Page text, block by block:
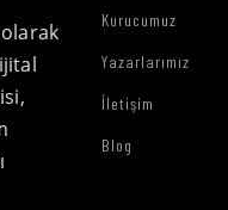
Kurucumuz
Yazarlarımız
İletişim
Blog